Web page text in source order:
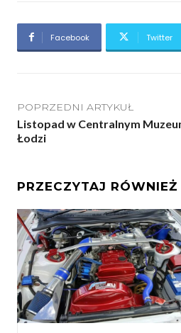
Facebook Twitter
POPRZEDNI ARTYKUŁ
Listopad w Centralnym
Łodzi
PRZECZYTAJ RÓWNIEŻ